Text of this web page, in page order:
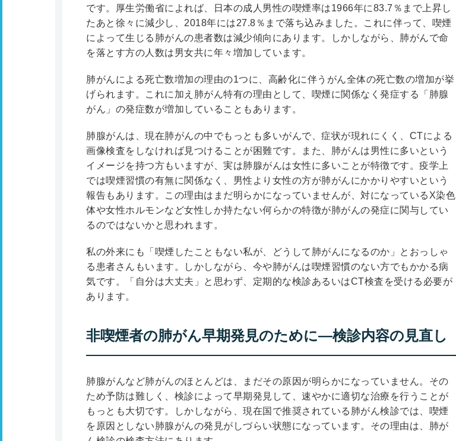
です。厚生労働省によれば、日本の成人男性の喫煙率は1966年に83.7％まで上昇し
たあと徐々に減少し、2018年には27.8％まで落ち込みました。これに伴って、喫煙
によって生じる肺がんの患者数は減少傾向にあります。しかしながら、肺がんで命
を落とす方の人数は男女共に年々増加しています。
肺がんによる死亡数増加の理由の1つに、高齢化に伴うがん全体の死亡数の増加が挙
げられます。これに加え肺がん特有の理由として、喫煙に関係なく発症する「肺腺
がん」の発症数が増加していることもあります。
肺腺がんは、現在肺がんの中でもっとも多いがんで、症状が現れにくく、CTによる
画像検査をしなければ見つけることが困難です。また、肺がんは男性に多いという
イメージを持つ方もいますが、実は肺腺がんは女性に多いことが特徴です。疫学上
では喫煙習慣の有無に関係なく、男性より女性の方が肺がんにかかりやすいという
報告もあります。この理由はまだ明らかになっていませんが、対になっているX染色
体や女性ホルモンなど女性しか持たない何らかの特徴が肺がんの発症に関与してい
るのではないかと思われます。
私の外来にも「喫煙したこともない私が、どうして肺がんになるのか」とおっしゃ
る患者さんもいます。しかしながら、今や肺がんは喫煙習慣のない方でもかかる病
気です。「自分は大丈夫」と思わず、定期的な検診あるいはCT検査を受ける必要が
あります。
非喫煙者の肺がん早期発見のために―検診内容の見直し
肺腺がんなど肺がんのほとんどは、まだその原因が明らかになっていません。その
ため予防は難しく、検診によって早期発見して、速やかに適切な治療を行うことが
もっとも大切です。しかしながら、現在国で推奨されている肺がん検診では、喫煙
を原因としない肺腺がんの発見がしづらい状態になっています。その理由は、肺が